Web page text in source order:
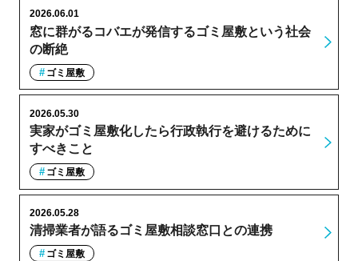
窓に群がるコバエが発信するゴミ屋敷という社会
の断絶
2026.06.01
ゴミ屋敷
実家がゴミ屋敷化したら行政執行を避けるために
すべきこと
2026.05.30
ゴミ屋敷
清掃業者が語るゴミ屋敷相談窓口との連携
2026.05.28
ゴミ屋敷